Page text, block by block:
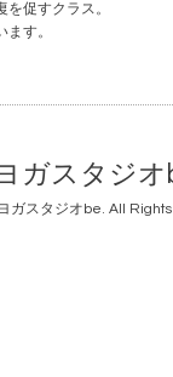
促すクラス。
す。
ガスタジオ
ガスタジオbe. All